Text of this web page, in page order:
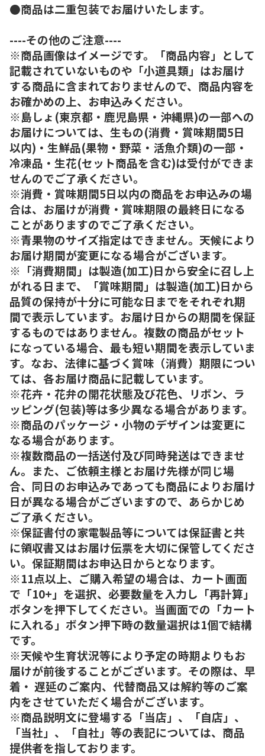
●商品は二重包装でお届けいたします。
----その他のご注意----
※商品画像はイメージです。「商品内容」として
記載されていないものや「小道具類」はお届け
する商品に含まれておりませんので、商品内容を
お確かめの上、お申込みください。
※島しょ(東京都・鹿児島県・沖縄県)の一部への
お届けについては、生もの(消費・賞味期間5日
以内)・生鮮品(果物・野菜・活魚介類)の一部・
冷凍品・生花(セット商品を含む)は受付ができま
せんのでご了承ください。
※消費・賞味期間5日以内の商品をお申込みの場
合は、お届けが消費・賞味期限の最終日になる
ことがありますのでご了承ください。
※青果物のサイズ指定はできません。天候により
お届け期間が変更になる場合がございます。
※「消費期間」は製造(加工)日から安全に召し上
がれる日まで、「賞味期間」は製造(加工)日から
品質の保持が十分に可能な日までをそれぞれ期
間で表示しています。お届け日からの期間を保証
するものではありません。複数の商品がセット
になっている場合、最も短い期間を表示していま
す。なお、法律に基づく賞味（消費）期限につい
ては、各お届け商品に記載しています。
※花卉・花弁の開花状態及び花色、リボン、ラ
ッピング(包装)等は多少異なる場合があります。
※商品のパッケージ・小物のデザインは変更に
なる場合があります。
※複数商品の一括送付及び同時発送はできませ
ん。また、ご依頼主様とお届け先様が同じ場
合、同日のお申込みであっても商品によりお届け
日が異なる場合がございますので、あらかじめ
ご了承ください。
※保証書付の家電製品等については保証書と共
に領収書又はお届け伝票を大切に保管してくださ
い。保証期間はお申込日からとなります。
※11点以上、ご購入希望の場合は、カート画面
で「10+」を選択、必要数量を入力し「再計算」
ボタンを押下してください。当画面での「カート
に入れる」ボタン押下時の数量選択は1個で結構
です。
※天候や生育状況等により予定の時期よりもお
届けが前後することがございます。その際は、早
着・ 遅延のご案内、代替商品又は解約等のご案
内をさせていただく場合がございます。
※商品説明文に登場する「当店」、「自店」、
「当社」、「自社」等の表記については、商品
提供者を指しております。